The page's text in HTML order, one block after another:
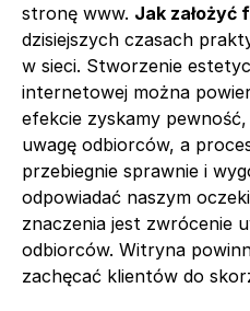
stronę www. Jak założyć
dzisiejszych czasach
w sieci. Stworzenie
internetowej można
efekcie zyskamy
uwagę odbiorców, a
przebiegnie sprawnie i
odpowiadać naszym
znaczenia jest zwrócenie
odbiorców. Witryna
zachęcać klientów do